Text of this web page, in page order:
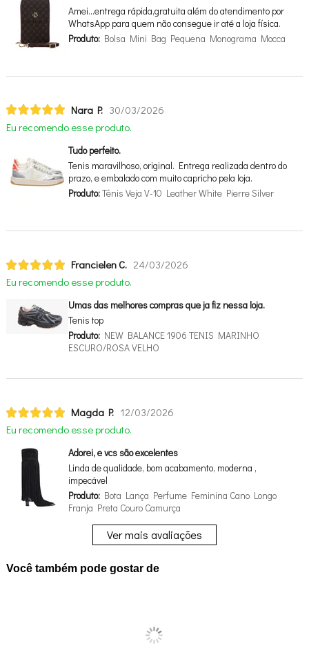
Amei…entrega rápida,gratuita além do atendimento por
WhatsApp para quem não consegue ir até a loja física.
Produto:Bolsa Mini Bag Pequena Monograma Mocca
Nara P. 30/03/2026
Eu recomendo esse produto.
Tudo perfeito.
Tenis maravilhoso, original. Entrega realizada dentro do
prazo, e embalado com muito capricho pela loja.
Produto:Tênis Veja V-10 Leather White Pierre Silver
Francielen C. 24/03/2026
Eu recomendo esse produto.
Umas das melhores compras que ja fiz nessa loja.
Tenis top
Produto:NEW BALANCE 1906 TENIS MARINHO
ESCURO/ROSA VELHO
Magda P. 12/03/2026
Eu recomendo esse produto.
Adorei, e vcs são excelentes
Linda de qualidade, bom acabamento, moderna ,
impecável
Produto:Bota Lança Perfume Feminina Cano Longo
Franja Preta Couro Camurça
Ver mais avaliações
Você também pode gostar de